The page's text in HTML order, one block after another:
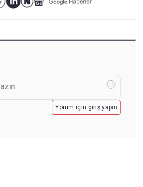
Yorum için giriş yapın